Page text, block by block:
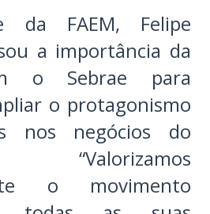
da FAEM, Felipe
a importância da
o Sebrae para
o protagonismo
nos negócios do
o movimento